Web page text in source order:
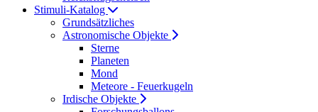
Stimuli-Katalog
Grundsätzliches
Astronomische Objekte
Sterne
Planeten
Mond
Meteore - Feuerkugeln
Irdische Objekte